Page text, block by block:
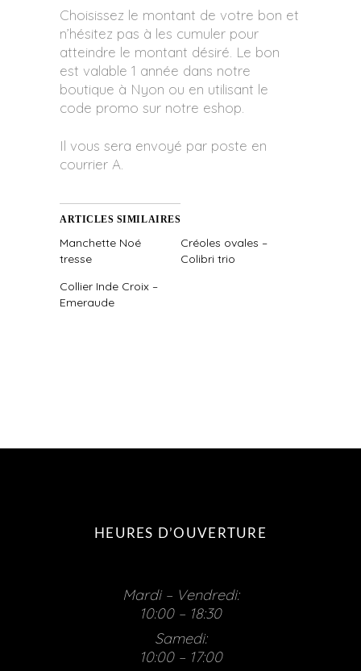
Choisissez le montant de votre bon et
n’hésitez pas à les cumuler pour
atteindre le montant désiré. Le bon
est valable 1 année dans notre
boutique à Nyon ou en utilisant le
code promo sur notre eshop.
Il vous sera envoyé par poste en
courrier A.
ARTICLES SIMILAIRES
Manchette Noé
tresse
Créoles ovales –
Colibri trio
Collier Inde Croix –
Emeraude
HEURES D’OUVERTURE
Mardi – Vendredi:
10:00 – 18:30
Samedi:
10:00 – 17:00